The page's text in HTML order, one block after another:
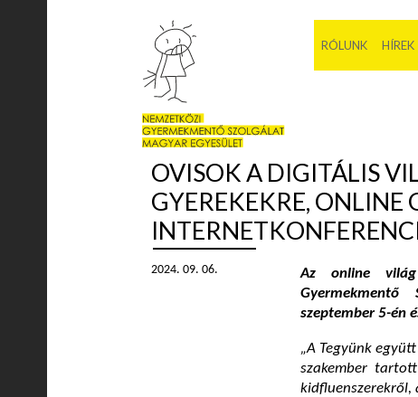
RÓLUNK HÍREK
OVISOK A DIGITÁLIS
GYEREKEKRE, ONLINE
2024. 09. 06.
Az online
szeptember 5-én
„A Tegyünk
szakember